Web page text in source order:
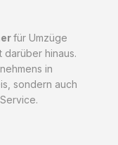
für Umzüge
darüber hinaus.
in
sondern auch